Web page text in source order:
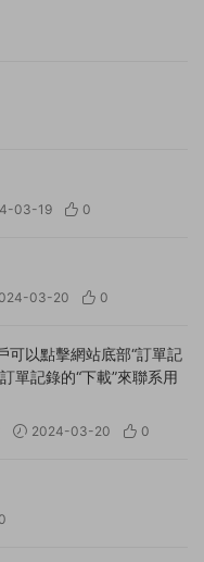
03-19 0
03-20 0
可以點擊網站底部“訂單記
單記錄的“下載”來聯系用
2024-03-20 0